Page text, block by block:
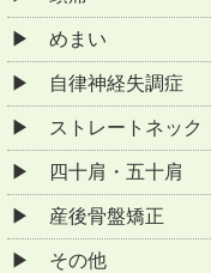
めまい
自律神経失調症
ストレートネック
四十肩・五十肩
産後骨盤矯正
その他